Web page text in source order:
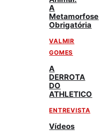
A
Metamorfose
Obrigatória
VALMIR
GOMES
A
DERROTA
DO
ATHLETICO
ENTREVISTA
Vídeos